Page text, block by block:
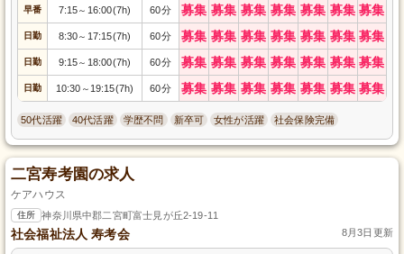
早番 7:15～ 16:00(7h) 60分 募集 募集 募集 募集 募集 募集 募集
日勤 8:30～ 17:15(7h) 60分 募集 募集 募集 募集 募集 募集 募集
日勤 9:15～ 18:00(7h) 60分 募集 募集 募集 募集 募集 募集 募集
日勤 10:30 ～ 19:15(7h) 60分 募集 募集 募集 募集 募集 募集 募集
50代活躍 40代活躍 学歴不問 新卒可 女性が活躍 社会保険完備
二宮寿考園の求人
ケアハウス
住所 神奈川県中郡二宮町富士見が丘2-19-11
社会福祉法人 寿考会 8月3日更新